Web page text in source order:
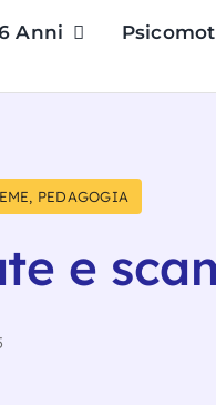
Anni
, PEDAGOGIA
e